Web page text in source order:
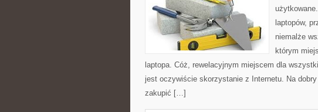
laptopów,
niemalże
którym
laptopa. Cóż, rewelacyjnym miejscem dla
jest oczywiście skorzystanie z Internetu. Na
zakupić […]